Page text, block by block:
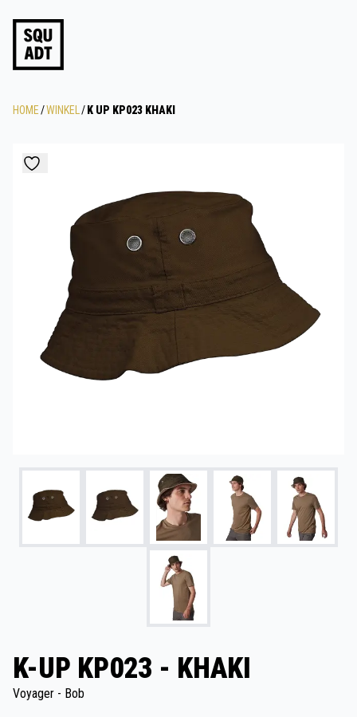
HOME/WINKEL / K UP KP023 KHAKI
K-UP KP023 - KHAKI
Voyager - Bob